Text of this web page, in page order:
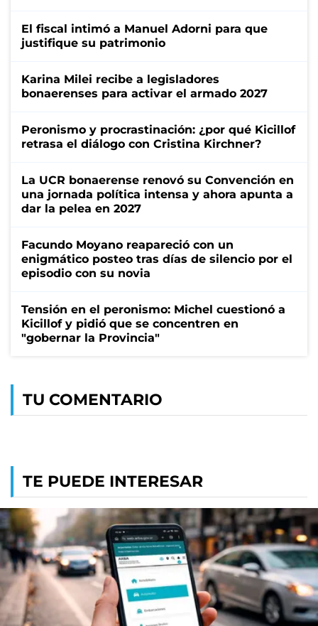
El fiscal intimó a Manuel Adorni para que
justifique su patrimonio
Karina Milei recibe a legisladores
bonaerenses para activar el armado 2027
Peronismo y procrastinación: ¿por qué Kicillof
retrasa el diálogo con Cristina Kirchner?
La UCR bonaerense renovó su Convención en
una jornada política intensa y ahora apunta a
dar la pelea en 2027
Facundo Moyano reapareció con un
enigmático posteo tras días de silencio por el
episodio con su novia
Tensión en el peronismo: Michel cuestionó a
Kicillof y pidió que se concentren en
"gobernar la Provincia"
TU COMENTARIO
TE PUEDE INTERESAR